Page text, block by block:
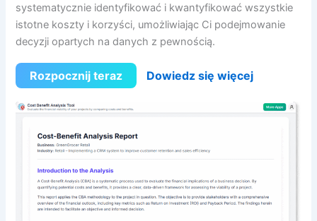
systematycznie identyfikować i kwantyfikować wszystkie
istotne koszty i korzyści, umożliwiając Ci podejmowanie
decyzji opartych na danych z pewnością.
Rozpocznij teraz Dowiedz się więcej